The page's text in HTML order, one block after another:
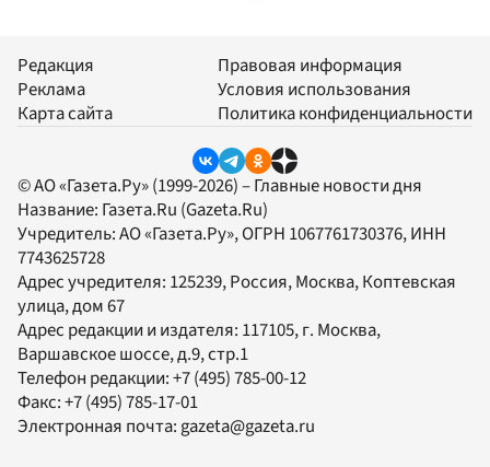
Редакция
Реклама
Карта сайта
Правовая информация
Условия использования
Политика конфиденциальности
© АО «Газета.Ру» (1999-2026) – Главные новости дня
Название: Газета.Ru (Gazeta.Ru)
Учредитель:АО «Газета.Ру», ОГРН 1067761730376, ИНН
7743625728
Адрес учредителя: 125239, Россия, Москва, Коптевская
улица, дом 67
Адрес редакции и издателя: 117105, г. Москва,
Варшавское шоссе, д.9, стр.1
Телефон редакции:+7 (495) 785-00-12
Факс:+7 (495) 785-17-01
Электронная почта:gazeta@gazeta.ru